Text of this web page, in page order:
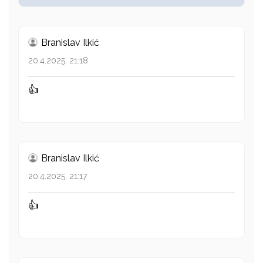
Branislav Ilkić
20.4.2025. 21:18
👍
Branislav Ilkić
20.4.2025. 21:17
👍